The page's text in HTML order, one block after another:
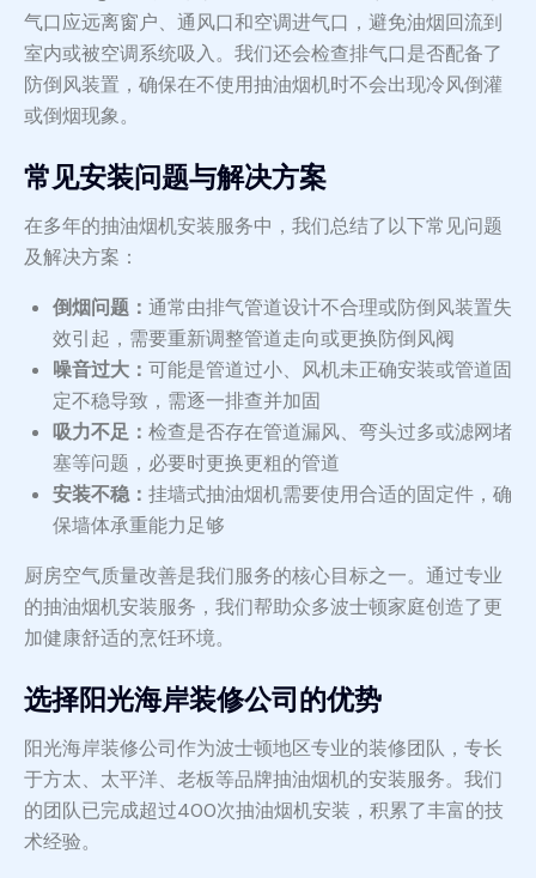
气口应远离窗户、通风口和空调进气口，避免油烟回流到
室内或被空调系统吸入。我们还会检查排气口是否配备了
防倒风装置，确保在不使用抽油烟机时不会出现冷风倒灌
或倒烟现象。
常见安装问题与解决方案
在多年的抽油烟机安装服务中，我们总结了以下常见问题
及解决方案：
倒烟问题： 通常由排气管道设计不合理或防倒风装置失
效引起，需要重新调整管道走向或更换防倒风阀
噪音过大： 可能是管道过小、风机未正确安装或管道固
定不稳导致，需逐一排查并加固
吸力不足： 检查是否存在管道漏风、弯头过多或滤网堵
塞等问题，必要时更换更粗的管道
安装不稳： 挂墙式抽油烟机需要使用合适的固定件，确
保墙体承重能力足够
厨房空气质量改善是我们服务的核心目标之一。通过专业
的抽油烟机安装服务，我们帮助众多波士顿家庭创造了更
加健康舒适的烹饪环境。
选择阳光海岸装修公司的优势
阳光海岸装修公司作为波士顿地区专业的装修团队，专长
于方太、太平洋、老板等品牌抽油烟机的安装服务。我们
的团队已完成超过400次抽油烟机安装，积累了丰富的技
术经验。